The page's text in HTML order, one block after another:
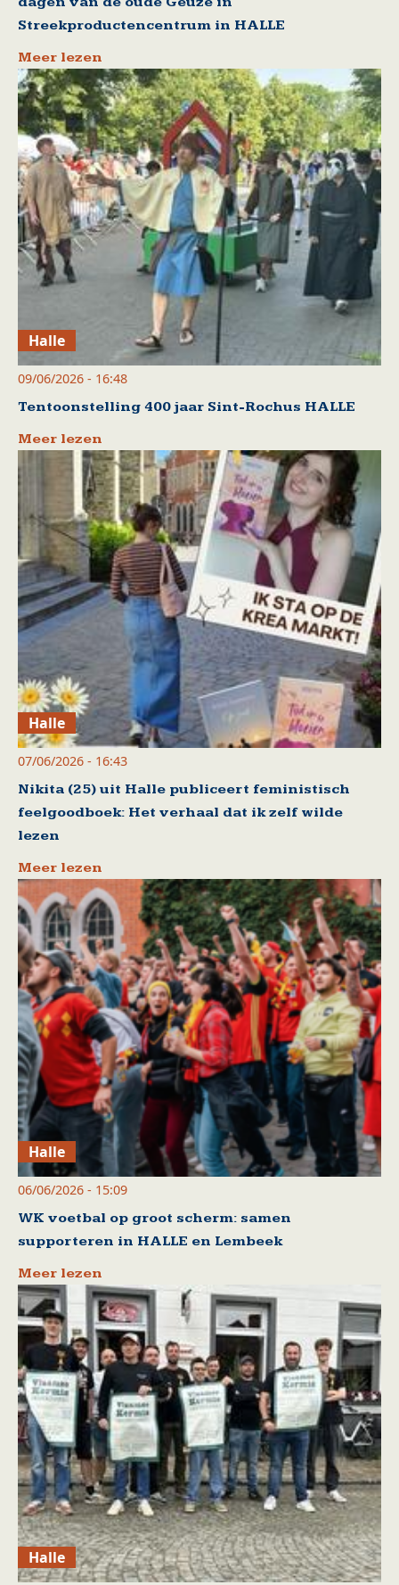
Streekproductencentrum in HALLE
Meer lezen
Halle
09/06/2026 - 16:48
Tentoonstelling 400 jaar Sint-Rochus HALLE
Meer lezen
Halle
07/06/2026 - 16:43
Nikita (25) uit Halle publiceert feministisch
feelgoodboek: Het verhaal dat ik zelf wilde
lezen
Meer lezen
Halle
06/06/2026 - 15:09
WK voetbal op groot scherm: samen
supporteren in HALLE en Lembeek
Meer lezen
Halle